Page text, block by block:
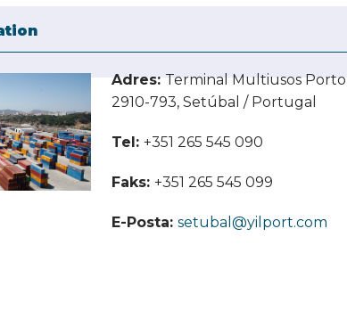
Adres: Terminal Multiusos Porto
2910-793, Setúbal / Portugal
Tel:+351 265 545 090
Faks:+351 265 545 099
E-Posta:setubal@yilport.com